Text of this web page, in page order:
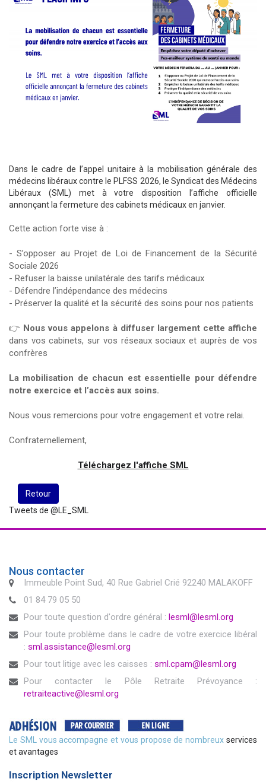
Dans le cadre de l’appel unitaire à la mobilisation générale des
médecins libéraux contre le PLFSS 2026, le Syndicat des Médecins
Libéraux (SML) met à votre disposition l’affiche officielle
annonçant la fermeture des cabinets médicaux en janvier.
Cette action forte vise à :
- S’opposer au Projet de Loi de Financement de la Sécurité
Sociale 2026
- Refuser la baisse unilatérale des tarifs médicaux
- Défendre l’indépendance des médecins
- Préserver la qualité et la sécurité des soins pour nos patients
👉 Nous vous appelons à diffuser largement cette affiche
dans vos cabinets, sur vos réseaux sociaux et auprès de vos
confrères
La mobilisation de chacun est essentielle pour défendre
notre exercice et l’accès aux soins.
Nous vous remercions pour votre engagement et votre relai.
Confraternellement,
Téléchargez l'affiche SML
Retour
Tweets de @LE_SML
Nous contacter
Immeuble Point Sud, 40 Rue Gabriel Crié 92240 MALAKOFF
01 84 79 05 50
Pour toute question d'ordre général : lesml@lesml.org
Pour toute problème dans le cadre de votre exercice libéral
: sml.assistance@lesml.org
Pour tout litige avec les caisses : sml.cpam@lesml.org
Pour contacter le Pôle Retraite Prévoyance :
retraiteactive@lesml.org
Le SML vous accompagne et vous propose de nombreux services
et avantages
Inscription Newsletter